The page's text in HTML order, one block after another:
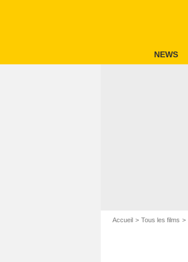
NEWS
Accueil Tous les films